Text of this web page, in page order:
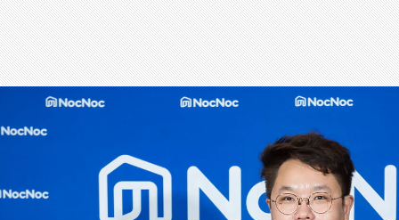
โรงแรม, ที่พัก
บ้าน, คอนโด, อสังหาฯ
ประกัน
สัตว์เลี้ยง
ไอที
เอไอ